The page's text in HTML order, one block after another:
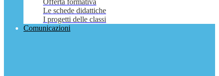
Offerta formativa
Le schede didattiche
I progetti delle classi
Comunicazioni